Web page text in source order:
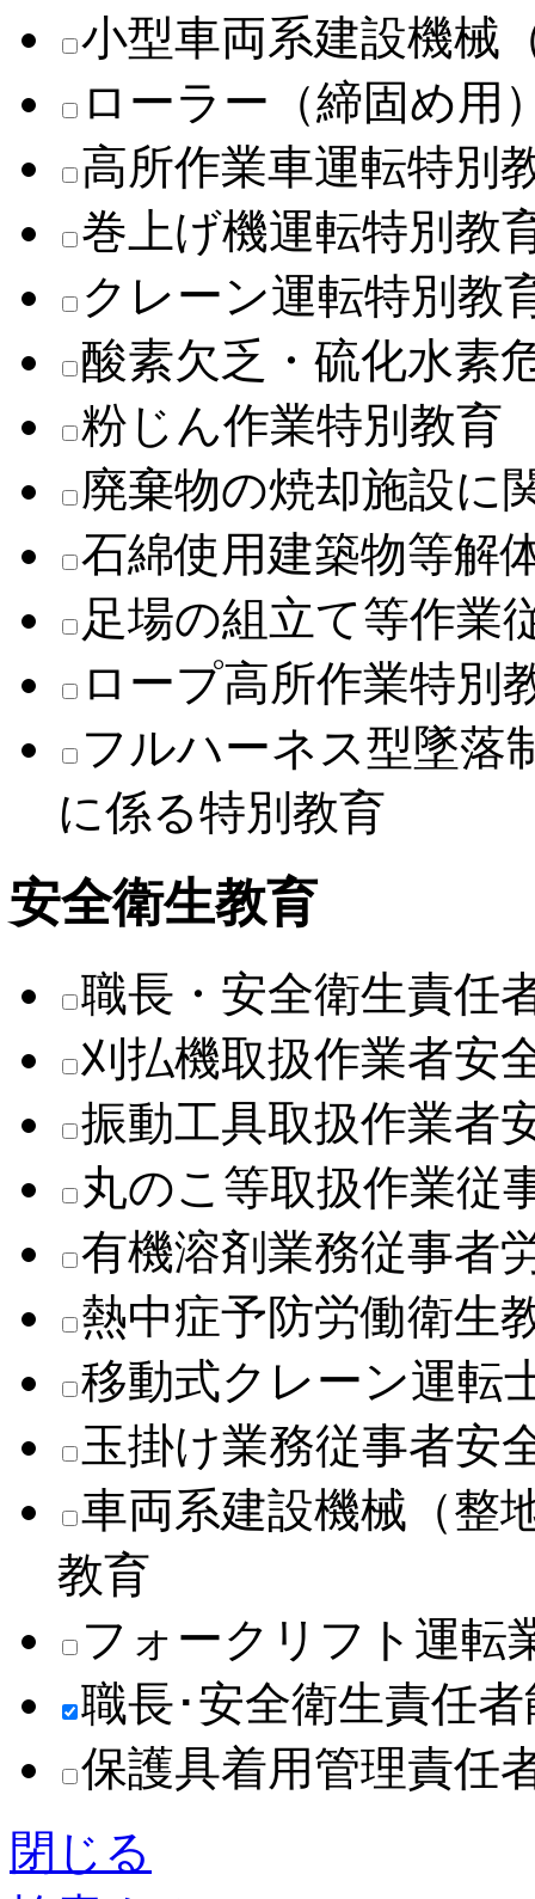
小型車両系建設機械
ローラー（締固め用
高所作業車運転特別
巻上げ機運転特別教
クレーン運転特別教
酸素欠乏・硫化水素
粉じん作業特別教育
廃棄物の焼却施設に
石綿使用建築物等解
足場の組立て等作業
ロープ高所作業特別
フルハーネス型墜落
に係る特別教育
安全衛生教育
職長・安全衛生責任
刈払機取扱作業者安
振動工具取扱作業者
丸のこ等取扱作業従
有機溶剤業務従事者
熱中症予防労働衛生
移動式クレーン運転
玉掛け業務従事者安
車両系建設機械（整
教育
フォークリフト運転
職長･安全衛生責任
保護具着用管理責任
閉じる